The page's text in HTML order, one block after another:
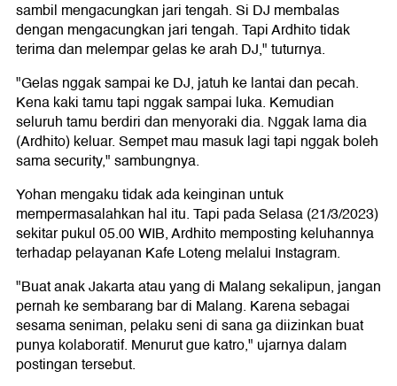
sambil mengacungkan jari tengah. Si DJ membalas
dengan mengacungkan jari tengah. Tapi Ardhito tidak
terima dan melempar gelas ke arah DJ," tuturnya.
"Gelas nggak sampai ke DJ, jatuh ke lantai dan pecah.
Kena kaki tamu tapi nggak sampai luka. Kemudian
seluruh tamu berdiri dan menyoraki dia. Nggak lama dia
(Ardhito) keluar. Sempet mau masuk lagi tapi nggak boleh
sama security," sambungnya.
Yohan mengaku tidak ada keinginan untuk
mempermasalahkan hal itu. Tapi pada Selasa (21/3/2023)
sekitar pukul 05.00 WIB, Ardhito memposting keluhannya
terhadap pelayanan Kafe Loteng melalui Instagram.
"Buat anak Jakarta atau yang di Malang sekalipun, jangan
pernah ke sembarang bar di Malang. Karena sebagai
sesama seniman, pelaku seni di sana ga diizinkan buat
punya kolaboratif. Menurut gue katro," ujarnya dalam
postingan tersebut.